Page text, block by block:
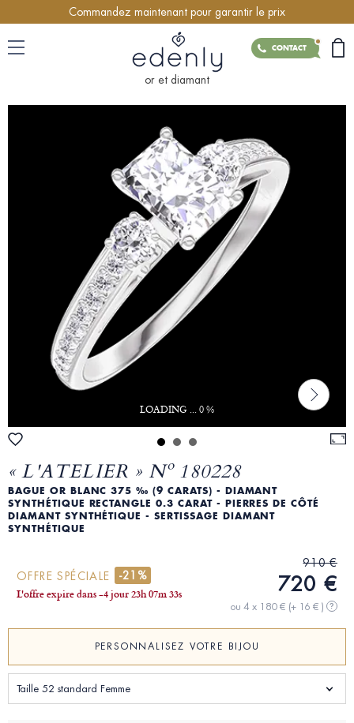
Commandez maintenant pour garantir le prix
CONTACT
or et diamant
LOADING ... 0 %
« L'ATELIER » Nº 180228
BAGUE OR BLANC 375 ‰ (9 CARATS) - DIAMANT
SYNTHÉTIQUE RECTANGLE 0.3 CARAT - PIERRES DE CÔTÉ
DIAMANT SYNTHÉTIQUE - SERTISSAGE DIAMANT
SYNTHÉTIQUE
OFFRE SPÉCIALE
-21%
L'offre expire dans-4 jour23h07m32s
910 €
720 €
ou 4 x 180 € (+ 16 € ) ?
PERSONNALISEZ VOTRE BIJOU
Taille 52 standard Femme